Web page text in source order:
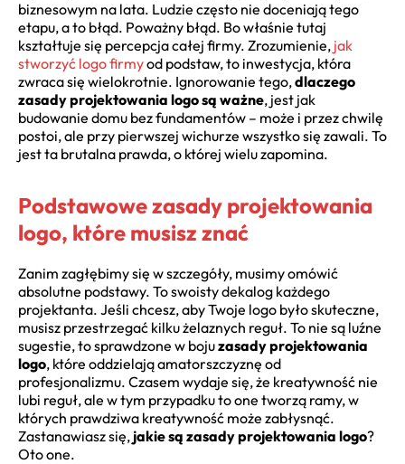
biznesowym na lata. Ludzie często nie doceniają tego
etapu, a to błąd. Poważny błąd. Bo właśnie tutaj
kształtuje się percepcja całej firmy. Zrozumienie, jak
stworzyć logo firmyod podstaw, to inwestycja, która
zwraca się wielokrotnie. Ignorowanie tego,dlaczego
zasady projektowania logo są ważne, jest jak
budowanie domu bez fundamentów – może i przez chwilę
postoi, ale przy pierwszej wichurze wszystko się zawali. To
jest ta brutalna prawda, o której wielu zapomina.
Podstawowe zasady projektowania
logo, które musisz znać
Zanim zagłębimy się w szczegóły, musimy omówić
absolutne podstawy. To swoisty dekalog każdego
projektanta. Jeśli chcesz, aby Twoje logo było skuteczne,
musisz przestrzegać kilku żelaznych reguł. To nie są luźne
sugestie, to sprawdzone w bojuzasady projektowania
logo, które oddzielają amatorszczyznę od
profesjonalizmu. Czasem wydaje się, że kreatywność nie
lubi reguł, ale w tym przypadku to one tworzą ramy, w
których prawdziwa kreatywność może zabłysnąć.
Zastanawiasz się, jakie są zasady projektowania logo?
Oto one.